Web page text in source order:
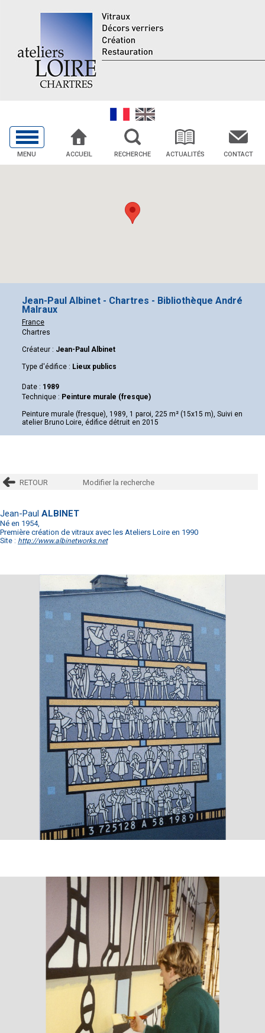
MENU ACCUEIL RECHERCHE ACTUALITÉS CONTACT
Jean-Paul Albinet - Chartres - Bibliothèque André
Malraux
France
Chartres
Créateur : Jean-Paul Albinet
Type d'édifice : Lieux publics
Date : 1989
Technique : Peinture murale (fresque)
Peinture murale (fresque), 1989, 1 paroi, 225 m² (15x15 m), Suivi en
atelier Bruno Loire, édifice détruit en 2015
RETOUR Modifier la recherche
Jean-Paul ALBINET
Né en 1954,
Première création de vitraux avec les Ateliers Loire en 1990
Site : http://www.albinetworks.net